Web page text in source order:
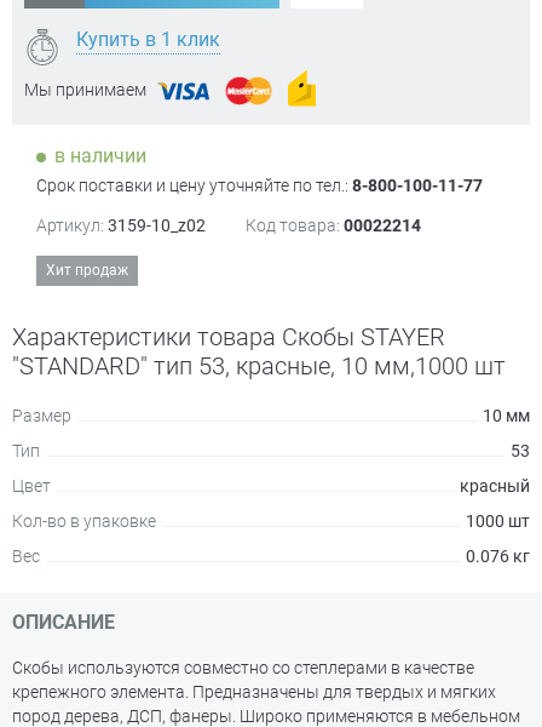
Купить в 1 клик
Мы принимаем
в наличии
Срок поставки и цену уточняйте по тел.: 8-800-100-11-77
Артикул: 3159-10_z02 Код товара: 00022214
Хит продаж
Характеристики товара Скобы STAYER
"STANDARD" тип 53, красные, 10 мм,1000 шт
Размер
10 мм
Тип
53
Цвет
красный
Кол-во в упаковке
1000 шт
Вес
0.076 кг
ОПИСАНИЕ
Скобы используются совместно со степлерами в качестве
крепежного элемента. Предназначены для твердых и мягких
пород дерева, ДСП, фанеры. Широко применяются в мебельном